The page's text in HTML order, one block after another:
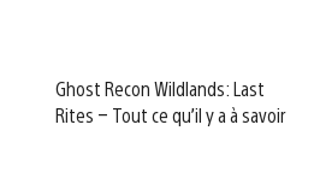
Ghost Recon Wildlands: Last
Rites – Tout ce qu’il y a à savoir